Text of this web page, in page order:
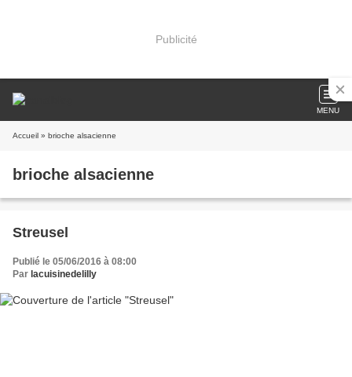
Publicité
MENU
Accueil » brioche alsacienne
brioche alsacienne
Streusel
Publié le 05/06/2016 à 08:00
Par lacuisinedelilly